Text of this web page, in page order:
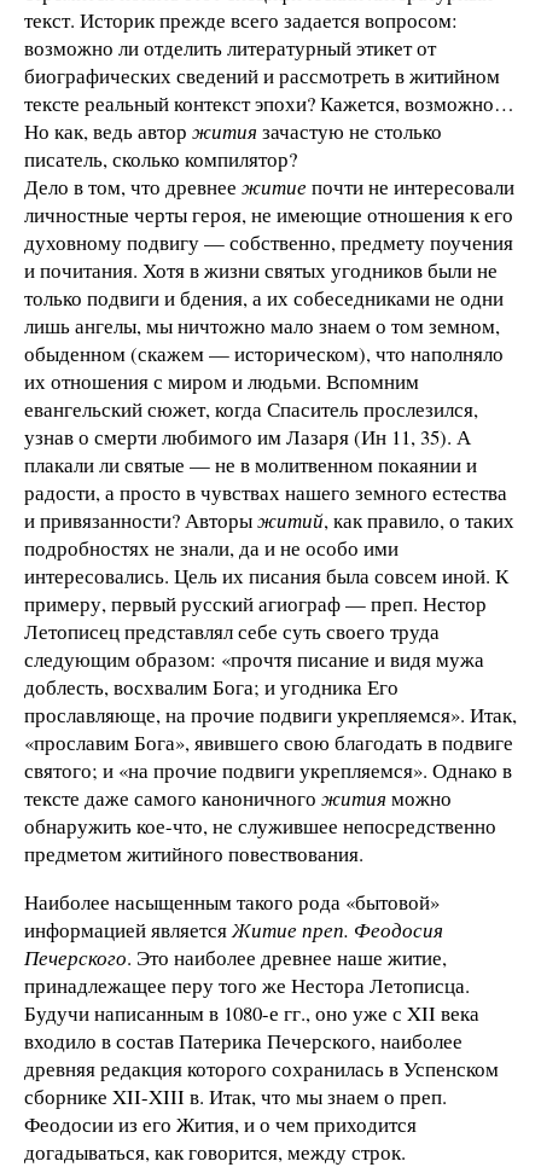
текст. Историк прежде всего задается вопросом:
возможно ли отделить литературный этикет от
биографических сведений и рассмотреть в житийном
тексте реальный контекст эпохи? Кажется, возможно…
Но как, ведь автор жития зачастую не столько
писатель, сколько компилятор?
Дело в том, что древнее житиепочти не интересовали
личностные черты героя, не имеющие отношения к его
духовному подвигу — собственно, предмету поучения
и почитания. Хотя в жизни святых угодников были не
только подвиги и бдения, а их собеседниками не одни
лишь ангелы, мы ничтожно мало знаем о том земном,
обыденном (скажем — историческом), что наполняло
их отношения с миром и людьми. Вспомним
евангельский сюжет, когда Спаситель прослезился,
узнав о смерти любимого им Лазаря (Ин 11, 35). А
плакали ли святые — не в молитвенном покаянии и
радости, а просто в чувствах нашего земного естества
и привязанности? Авторыжитий, как правило, о таких
подробностях не знали, да и не особо ими
интересовались. Цель их писания была совсем иной. К
примеру, первый русский агиограф — преп. Нестор
Летописец представлял себе суть своего труда
следующим образом: «прочтя писание и видя мужа
доблесть, восхвалим Бога; и угодника Его
прославляюще, на прочие подвиги укрепляемся». Итак,
«прославим Бога», явившего свою благодать в подвиге
святого; и «на прочие подвиги укрепляемся». Однако в
тексте даже самого каноничного жития можно
обнаружить кое-что, не служившее непосредственно
предметом житийного повествования.
Наиболее насыщенным такого рода «бытовой»
информацией являетсяЖитие преп. Феодосия
Печерского. Это наиболее древнее наше житие,
принадлежащее перу того же Нестора Летописца.
Будучи написанным в 1080-е гг., оно уже с XII века
входило в состав Патерика Печерского, наиболее
древняя редакция которого сохранилась в Успенском
сборнике XII-XIII в. Итак, что мы знаем о преп.
Феодосии из его Жития, и о чем приходится
догадываться, как говорится, между строк.